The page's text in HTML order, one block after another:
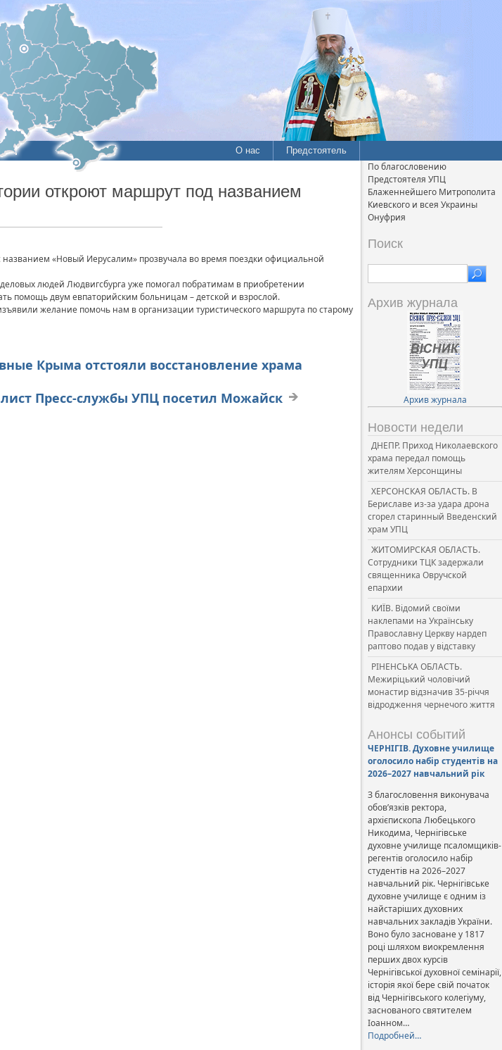
О нас Предстоятель
откроют маршрут под названием
«Новый Иерусалим» прозвучала во время поездки официальной
людей Людвигсбурга уже помогал побратимам в приобретении
помощь двум евпаторийским больницам – детской и взрослой.
желание помочь нам в организации туристического маршрута по старому
Крыма отстояли восстановление храма
Пресс-службы УПЦ посетил Можайск
По благословению
Предстоятеля УПЦ
Блаженнейшего Митрополита
Киевского и всея Украины
Онуфрия
Поиск
Архив журнала
Архив журнала
Новости недели
ДНЕПР. Приход Николаевского
храма передал помощь
жителям Херсонщины
ХЕРСОНСКАЯ ОБЛАСТЬ. В
Бериславе из-за удара дрона
сгорел старинный Введенский
храм УПЦ
ЖИТОМИРСКАЯ ОБЛАСТЬ.
Сотрудники ТЦК задержали
священника Овручской
епархии
КИЇВ. Відомий своїми
наклепами на Українську
Православну Церкву нардеп
раптово подав у відставку
РІНЕНСЬКА ОБЛАСТЬ.
Межиріцький чоловічий
монастир відзначив 35-річчя
відродження чернечого життя
Анонсы событий
ЧЕРНІГІВ. Духовне училище
оголосило набір студентів на
2026–2027 навчальний рік
З благословення виконувача
обов’язків ректора,
архієпископа Любецького
Никодима, Чернігівське
духовне училище псаломщиків-
регентів оголосило набір
студентів на 2026–2027
навчальний рік. Чернігівське
духовне училище є одним із
найстаріших духовних
навчальних закладів України.
Воно було засноване у 1817
році шляхом виокремлення
перших двох курсів
Чернігівської духовної семінарії,
історія якої бере свій початок
від Чернігівського колегіуму,
заснованого святителем
Іоанном…
Подробней…